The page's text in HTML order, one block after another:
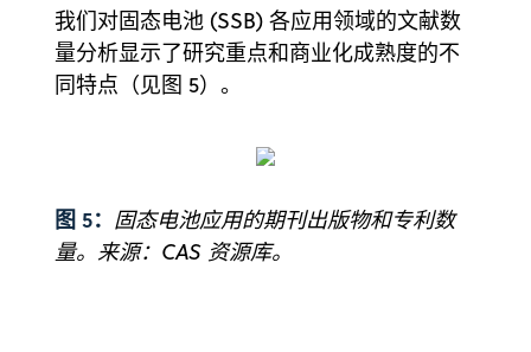
我们对固态电池 (SSB) 各应用领域的文献数
量分析显示了研究重点和商业化成熟度的不
同特点（见图 5）。
图 5： 固态电池应用的期刊出版物和专利数
量。来源：CAS 资源库。